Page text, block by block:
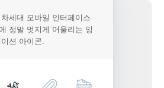
세대 모바일 인터페이스
정말 멋지게 어울리는 잉
션 아이콘.